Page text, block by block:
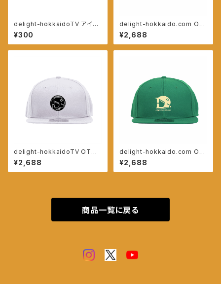
delight-hokkaidoTV アイコ
ンステッカー
¥300
delight-hokkaido.com OT
TOキャップ【ブラック】
¥2,688
delight-hokkaidoTV OTTO
キャップ【ホワイト】
¥2,688
delight-hokkaido.com OT
TOキャップ【ケリー】
¥2,688
商品一覧に戻る